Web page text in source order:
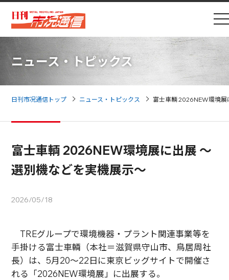
ニュース・トピックス
日刊市况通信トップ ニュース・トピックス 富士車輌 2026NEW環境
富士車輌 2026NEW環境展に出展 ～
選別機などを実機展示～
2026/05/18
TREグループで環境機器・プラント関連事業等を
手掛ける富士車輌（本社＝滋賀県守山市、鳥居周社
長）は、5月20～22日に東京ビッグサイトで開催さ
れる「2026NEW環境展」に出展する。